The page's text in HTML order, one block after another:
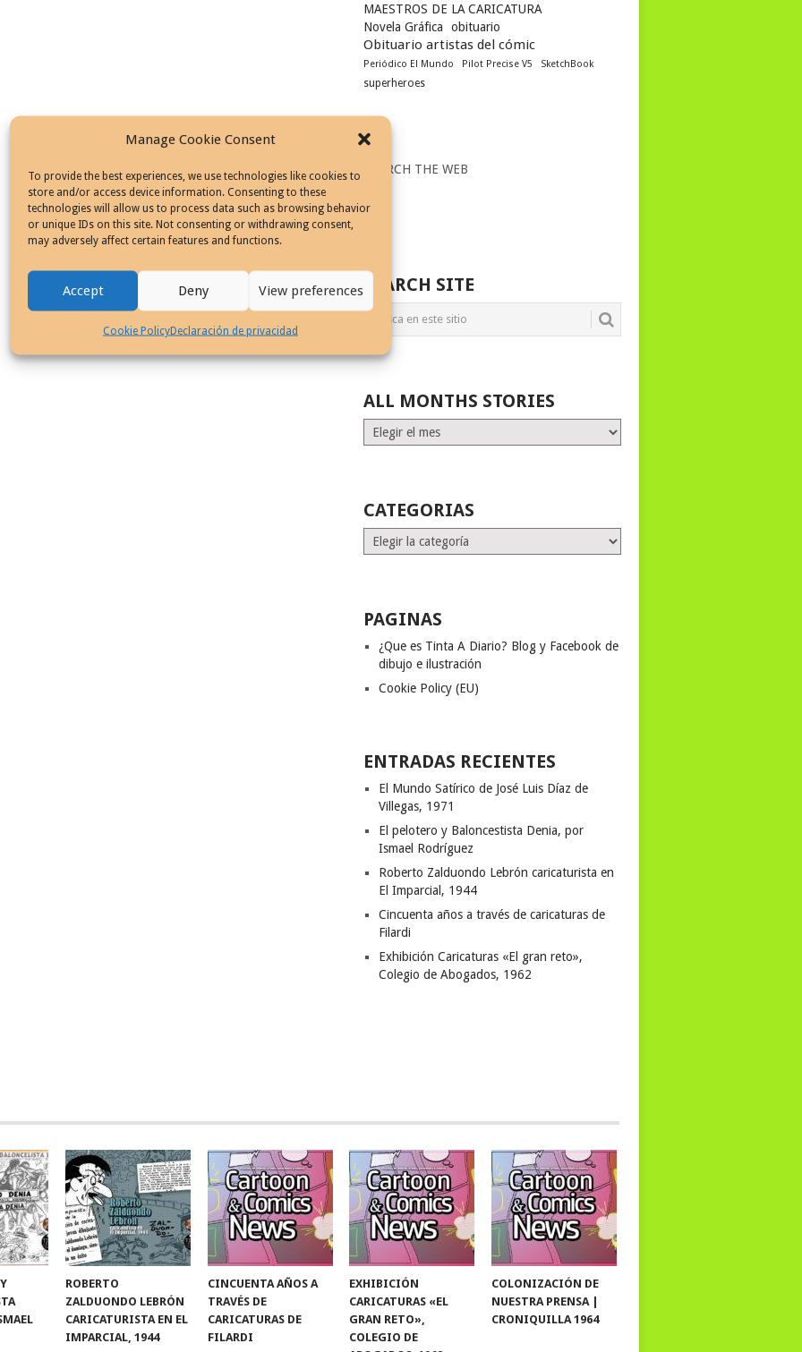
Manage Cookie Consent
To provide the best experiences, we use technologies like cookies to
store and/or access device information. Consenting to these
technologies will allow us to process data such as browsing behavior
or unique IDs on this site. Not consenting or withdrawing consent,
may adversely affect certain features and functions.
Accept Deny View preferences
Cookie PolicyDeclaración de privacidad
MAESTROS DE LA CARICATURA
Novela Gráfica
obituario
Obituario artistas del cómic
Periódico El Mundo Pilot Precise V5 SketchBook
superheroes
SEARCH THE WEB
SEARCH SITE
ALL MONTHS STORIES
ALL
MONTHS
CATEGORIAS
Categorias
PAGINAS
¿Que es Tinta A Diario? Blog y Facebook de
dibujo e ilustración
Cookie Policy (EU)
ENTRADAS RECIENTES
El Mundo Satírico de José Luis Díaz de
Villegas, 1971
El pelotero y Baloncestista Denia, por
Ismael Rodríguez
Roberto Zalduondo Lebrón caricaturista en
El Imparcial, 1944
Cincuenta años a través de caricaturas de
Filardi
Exhibición Caricaturas «El gran reto»,
Colegio de Abogados, 1962
ROBERTO
ZALDUONDO LEBRÓN
CARICATURISTA EN EL
IMPARCIAL, 1944
CINCUENTA AÑOS A
TRAVÉS DE
CARICATURAS DE
FILARDI
EXHIBICIÓN
CARICATURAS «EL
GRAN RETO»,
COLEGIO DE
COLONIZACIÓN DE
NUESTRA PRENSA |
CRONIQUILLA 1964